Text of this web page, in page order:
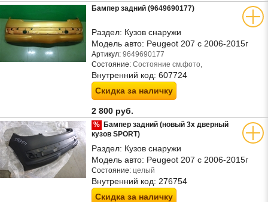
Бампер задний (9649690177)
Раздел: Кузов снаружи
Модель авто: Peugeot 207 с 2006-2015г
Артикул: 9649690177
Состояние: Состояние см.фото,
Внутренний код: 607724
Скидка за наличку
2 800 руб.
% Бампер задний (новый 3х дверный
кузов SPORT)
Раздел: Кузов снаружи
Модель авто: Peugeot 207 с 2006-2015г
Состояние: целый
Внутренний код: 276754
Скидка за наличку